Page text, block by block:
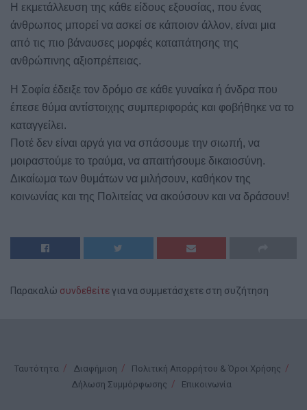
Η εκμετάλλευση της κάθε είδους εξουσίας, που ένας
άνθρωπος μπορεί να ασκεί σε κάποιον άλλον, είναι μια
από τις πιο βάναυσες μορφές καταπάτησης της
ανθρώπινης αξιοπρέπειας.
Η Σοφία έδειξε τον δρόμο σε κάθε γυναίκα ή άνδρα που
έπεσε θύμα αντίστοιχης συμπεριφοράς και φοβήθηκε να το
καταγγείλει.
Ποτέ δεν είναι αργά για να σπάσουμε την σιωπή, να
μοιραστούμε το τραύμα, να απαιτήσουμε δικαιοσύνη.
Δικαίωμα των θυμάτων να μιλήσουν, καθήκον της
κοινωνίας και της Πολιτείας να ακούσουν και να δράσουν!
Παρακαλώ συνδεθείτεγια να συμμετάσχετε στη συζήτηση
Ταυτότητα Διαφήμιση
Πολιτική Απορρήτου & Όροι Χρήσης
Δήλωση Συμμόρφωσης
Επικοινωνία